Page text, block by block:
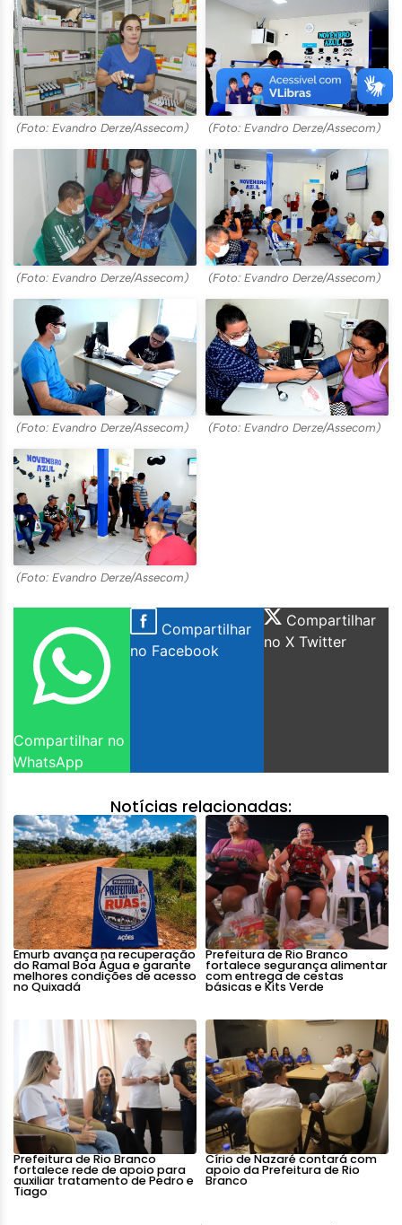
(Foto: Evandro Derze/Assecom) (Foto: Evandro Derze/Assecom)
(Foto: Evandro Derze/Assecom) (Foto: Evandro Derze/Assecom)
(Foto: Evandro Derze/Assecom) (Foto: Evandro Derze/Assecom)
(Foto: Evandro Derze/Assecom)
Compartilhar no
WhatsApp
Compartilhar
no Facebook
Compartilhar
no X Twitter
Notícias relacionadas:
Emurb avança na recuperação
do Ramal Boa Água e garante
melhores condições de acesso
no Quixadá
Prefeitura de Rio Branco
fortalece segurança alimentar
com entrega de cestas
básicas e Kits Verde
Prefeitura de Rio Branco
fortalece rede de apoio para
auxiliar tratamento de Pedro e
Tiago
Círio de Nazaré contará com
apoio da Prefeitura de Rio
Branco